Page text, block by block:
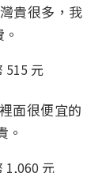
貴很多，我
515 元
面很便宜的
1,060 元